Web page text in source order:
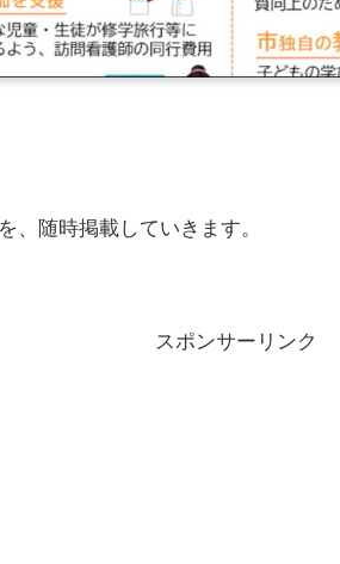
、随時掲載していきます。
スポンサーリンク